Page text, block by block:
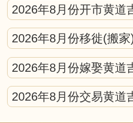
使用黄历需遵循“事为
身”原则：先明确活动
期，避开冲煞与强凶标
天气等因素调整。
黄历的宜忌的标注需
2026年8月份开市黄道
2026年8月份移徙(搬家
2026年8月份嫁娶黄道
2026年8月份交易黄道